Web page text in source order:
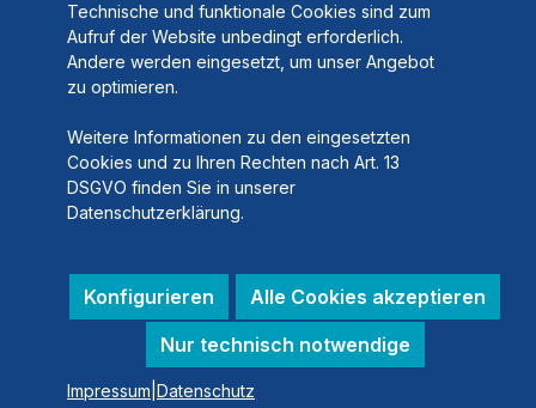
Technische und funktionale Cookies sind zum
Aufruf der Website unbedingt erforderlich.
Andere werden eingesetzt, um unser Angebot
zu optimieren.
Weitere Informationen zu den eingesetzten
Cookies und zu Ihren Rechten nach Art. 13
DSGVO finden Sie in unserer
Datenschutzerklärung.
Konfigurieren
Alle Cookies akzeptieren
Nur technisch notwendige
Impressum Datenschutz